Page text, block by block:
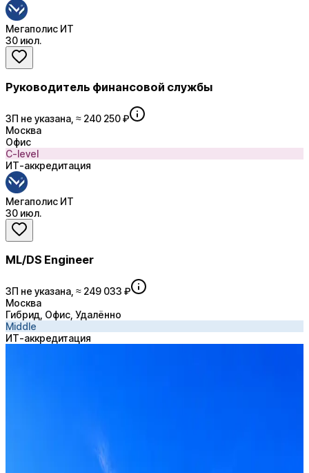
Мегаполис ИТ
30 июл.
Руководитель финансовой службы
ЗП не указана, ≈ 240 250 ₽
Москва
Офис
C-level
ИТ-аккредитация
Мегаполис ИТ
30 июл.
ML/DS Engineer
ЗП не указана, ≈ 249 033 ₽
Москва
Гибрид, Офис, Удалённо
Middle
ИТ-аккредитация